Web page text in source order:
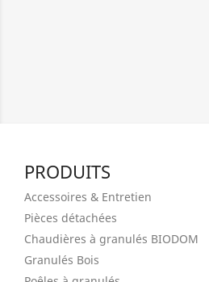
PRODUITS
Accessoires & Entretien
Pièces détachées
Chaudières à granulés BIODOM
Granulés Bois